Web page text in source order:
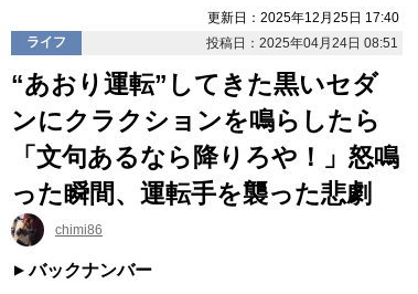
更新日：2025年12月25日 17:40
ライフ
投稿日：2025年04月24日 08:51
“あおり運転”してきた黒いセダ
ンにクラクションを鳴らしたら
「文句あるなら降りろや！」怒鳴
った瞬間、運転手を襲った悲劇
chimi86
バックナンバー